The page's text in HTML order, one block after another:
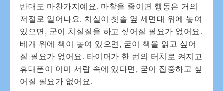
반대도 마찬가지예요. 마찰을 줄이면 행동은 거의
저절로 일어나요. 치실이 칫솔 옆 세면대 위에 놓여
있으면, 굳이 치실질을 하고 싶어질 필요가 없어요.
베개 위에 책이 놓여 있으면, 굳이 책을 읽고 싶어
질 필요가 없어요. 타이머가 한 번의 터치로 켜지고
휴대폰이 이미 서랍 속에 있다면, 굳이 집중하고 싶
어질 필요가 없어요.